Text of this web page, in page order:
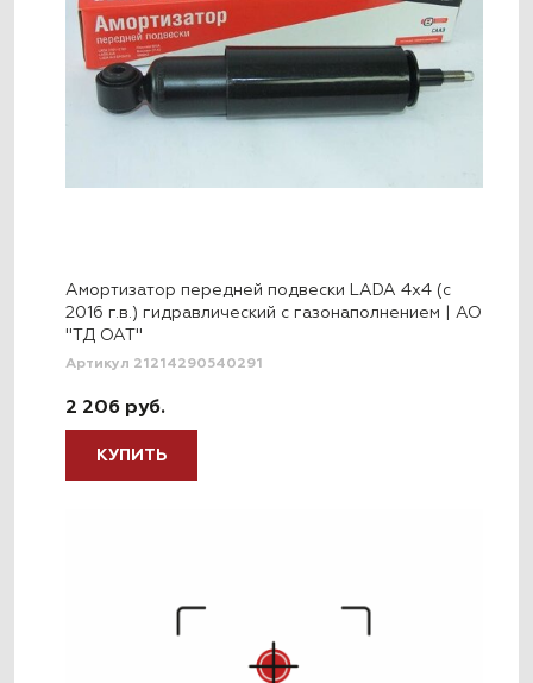
Амортизатор передней подвески LADA 4x4 (с
2016 г.в.) гидравлический с газонаполнением | АО
"ТД ОАТ"
Артикул 21214290540291
2 206 руб.
КУПИТЬ